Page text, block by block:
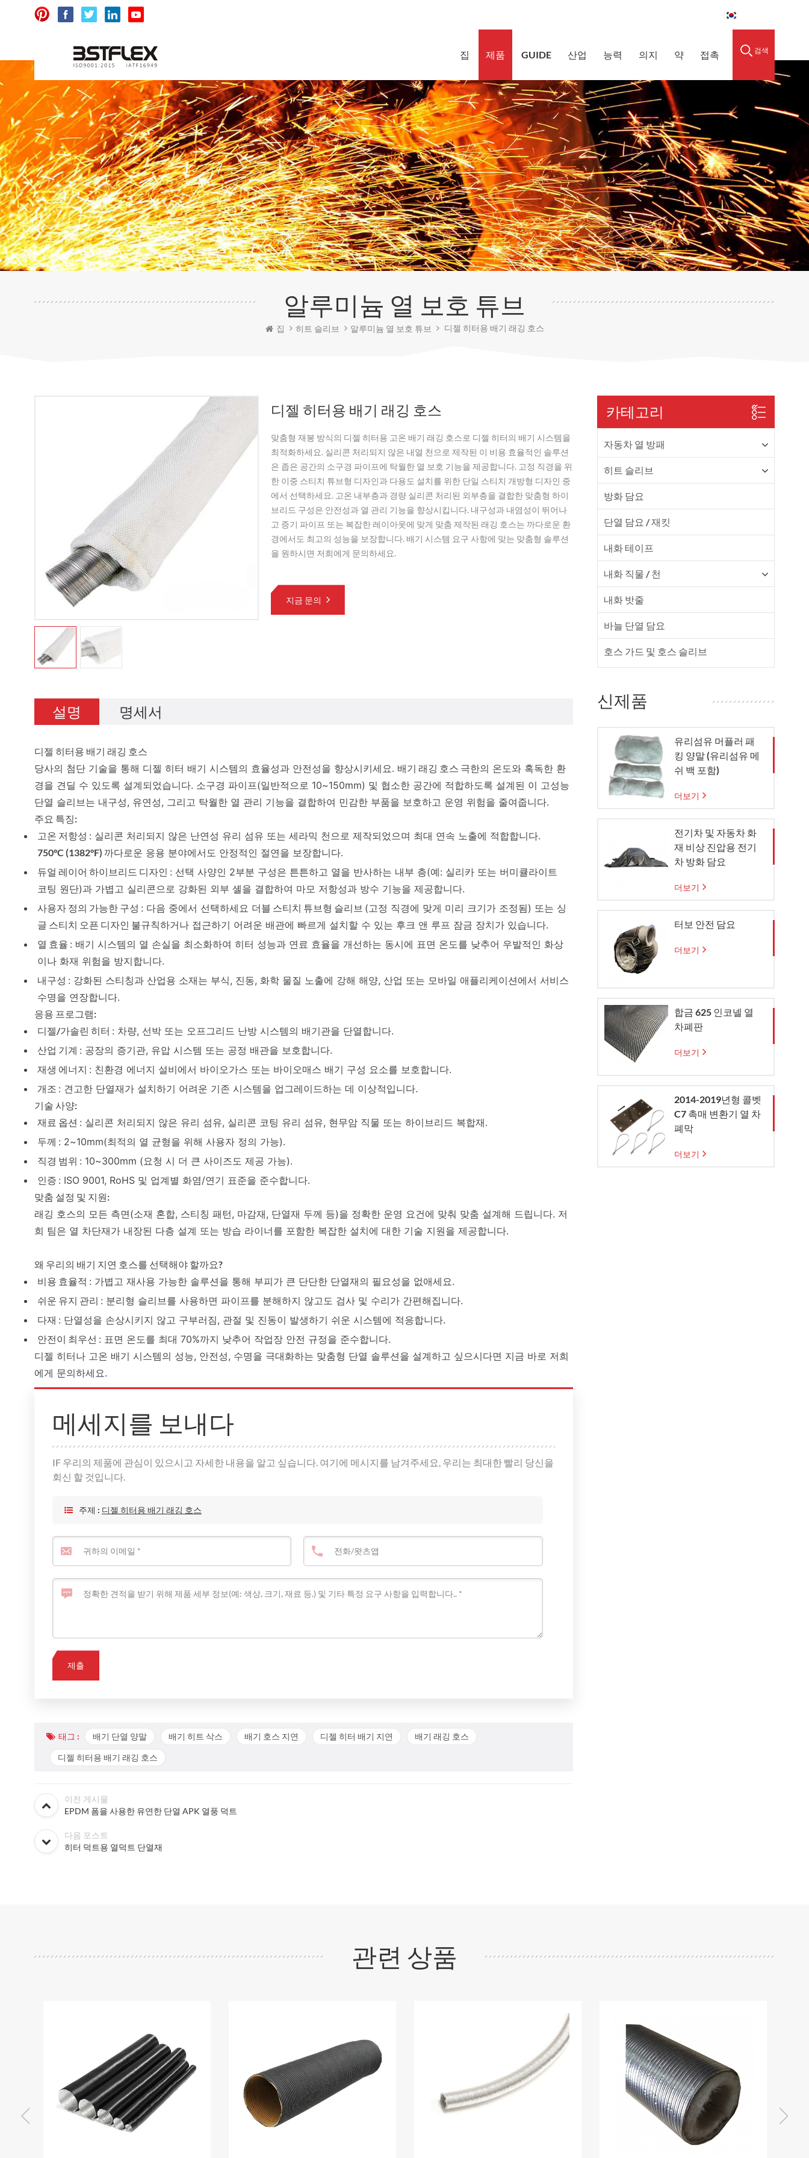
검색
집 제품 GUIDE 산업 능력 의지 약 접촉
알루미늄 열 보호 튜브
집 히트 슬리브 알루미늄 열 보호 튜브 디젤 히터용 배기 래깅 호스
디젤 히터용 배기 래깅 호스
맞춤형 재봉 방식의 디젤 히터용 고온 배기 래깅 호스로 디젤 히터의 배기 시스템을
최적화하세요. 실리콘 처리되지 않은 내열 천으로 제작된 이 비용 효율적인 솔루션
은 좁은 공간의 소구경 파이프에 탁월한 열 보호 기능을 제공합니다. 고정 직경을 위
한 이중 스티치 튜브형 디자인과 다용도 설치를 위한 단일 스티치 개방형 디자인 중
에서 선택하세요. 고온 내부층과 경량 실리콘 처리된 외부층을 결합한 맞춤형 하이
브리드 구성은 안전성과 열 관리 기능을 향상시킵니다. 내구성과 내염성이 뛰어나
고 증기 파이프 또는 복잡한 레이아웃에 맞게 맞춤 제작된 래깅 호스는 까다로운 환
경에서도 최고의 성능을 보장합니다. 배기 시스템 요구 사항에 맞는 맞춤형 솔루션
을 원하시면 저희에게 문의하세요.
지금 문의
설명 명세서
디젤 히터용 배기 래깅 호스
당사의 첨단 기술을 통해 디젤 히터 배기 시스템의 효율성과 안전성을 향상시키세요. 배기 래깅 호스 극한의 온도와 혹독한 환
경을 견딜 수 있도록 설계되었습니다. 소구경 파이프(일반적으로 10~150mm) 및 협소한 공간에 적합하도록 설계된 이 고성능
단열 슬리브는 내구성, 유연성, 그리고 탁월한 열 관리 기능을 결합하여 민감한 부품을 보호하고 운영 위험을 줄여줍니다.
주요 특징:
고온 저항성 : 실리콘 처리되지 않은 난연성 유리 섬유 또는 세라믹 천으로 제작되었으며 최대 연속 노출에 적합합니다.
750°C (1382°F) 까다로운 응용 분야에서도 안정적인 절연을 보장합니다.
듀얼 레이어 하이브리드 디자인 : 선택 사양인 2부분 구성은 튼튼하고 열을 반사하는 내부 층(예: 실리카 또는 버미큘라이트
코팅 원단)과 가볍고 실리콘으로 강화된 외부 셸을 결합하여 마모 저항성과 방수 기능을 제공합니다.
사용자 정의 가능한 구성 : 다음 중에서 선택하세요 더블 스티치 튜브형 슬리브 (고정 직경에 맞게 미리 크기가 조정됨) 또는 싱
글 스티치 오픈 디자인 불규칙하거나 접근하기 어려운 배관에 빠르게 설치할 수 있는 후크 앤 루프 잠금 장치가 있습니다.
열 효율 : 배기 시스템의 열 손실을 최소화하여 히터 성능과 연료 효율을 개선하는 동시에 표면 온도를 낮추어 우발적인 화상
이나 화재 위험을 방지합니다.
내구성 : 강화된 스티칭과 산업용 소재는 부식, 진동, 화학 물질 노출에 강해 해양, 산업 또는 모바일 애플리케이션에서 서비스
수명을 연장합니다.
응용 프로그램:
디젤/가솔린 히터 : 차량, 선박 또는 오프그리드 난방 시스템의 배기관을 단열합니다.
산업 기계 : 공장의 증기관, 유압 시스템 또는 공정 배관을 보호합니다.
재생 에너지 : 친환경 에너지 설비에서 바이오가스 또는 바이오매스 배기 구성 요소를 보호합니다.
개조 : 견고한 단열재가 설치하기 어려운 기존 시스템을 업그레이드하는 데 이상적입니다.
기술 사양:
재료 옵션 : 실리콘 처리되지 않은 유리 섬유, 실리콘 코팅 유리 섬유, 현무암 직물 또는 하이브리드 복합재.
두께 : 2~10mm(최적의 열 균형을 위해 사용자 정의 가능).
직경 범위 : 10~300mm (요청 시 더 큰 사이즈도 제공 가능).
인증 : ISO 9001, RoHS 및 업계별 화염/연기 표준을 준수합니다.
맞춤 설정 및 지원:
래깅 호스의 모든 측면(소재 혼합, 스티칭 패턴, 마감재, 단열재 두께 등)을 정확한 운영 요건에 맞춰 맞춤 설계해 드립니다. 저
희 팀은 열 차단재가 내장된 다층 설계 또는 방습 라이너를 포함한 복잡한 설치에 대한 기술 지원을 제공합니다.
왜 우리의 배기 지연 호스를 선택해야 할까요?
비용 효율적 : 가볍고 재사용 가능한 솔루션을 통해 부피가 큰 단단한 단열재의 필요성을 없애세요.
쉬운 유지 관리 : 분리형 슬리브를 사용하면 파이프를 분해하지 않고도 검사 및 수리가 간편해집니다.
다재 : 단열성을 손상시키지 않고 구부러짐, 관절 및 진동이 발생하기 쉬운 시스템에 적응합니다.
안전이 최우선 : 표면 온도를 최대 70%까지 낮추어 작업장 안전 규정을 준수합니다.
디젤 히터나 고온 배기 시스템의 성능, 안전성, 수명을 극대화하는 맞춤형 단열 솔루션을 설계하고 싶으시다면 지금 바로 저희
에게 문의하세요.
메세지를 보내다
IF 우리의 제품에 관심이 있으시고 자세한 내용을 알고 싶습니다. 여기에 메시지를 남겨주세요, 우리는 최대한 빨리 당신을
회신 할 것입니다.
주제 : 디젤 히터용 배기 래깅 호스
태그 : 배기 단열 양말 배기 히트 삭스 배기 호스 지연 디젤 히터 배기 지연 배기 래깅 호스
디젤 히터용 배기 래깅 호스
이전 게시물
EPDM 폼을 사용한 유연한 단열 APK 열풍 덕트
다음 포스트
히터 덕트용 열덕트 단열재
카테고리
자동차 열 방패
히트 슬리브
방화 담요
단열 담요 / 재킷
내화 테이프
내화 직물 / 천
내화 밧줄
바늘 단열 담요
호스 가드 및 호스 슬리브
신제품
유리섬유 머플러 패
킹 양말 (유리섬유 메
쉬 백 포함)
더보기
전기차 및 자동차 화
재 비상 진압용 전기
차 방화 담요
더보기
터보 안전 담요
더보기
합금 625 인코넬 열
차폐판
더보기
2014-2019년형 콜벳
C7 촉매 변환기 열 차
폐막
더보기
관련 상품